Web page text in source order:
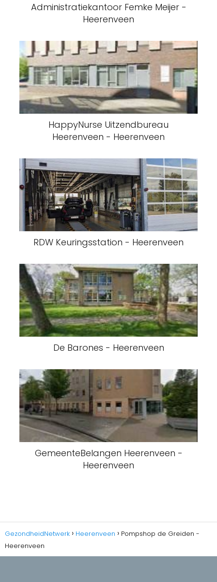
Administratiekantoor Femke Meijer -
Heerenveen
HappyNurse Uitzendbureau
Heerenveen - Heerenveen
RDW Keuringsstation - Heerenveen
De Barones - Heerenveen
GemeenteBelangen Heerenveen -
Heerenveen
GezondheidNetwerk Heerenveen
Pompshop de Greiden -
Heerenveen